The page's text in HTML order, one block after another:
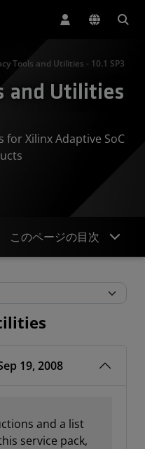
Tools and Utilities - 10.1 SP3
and Utilities
Xilinx Adaptive SoC
このページの目次
Tools and Utilities
19, 2008
and a list
service pack,